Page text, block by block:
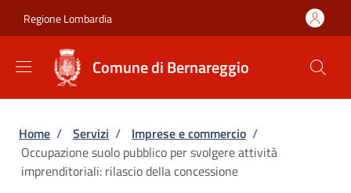
Regione Lombardia
Comune di Bernareggio
Briciole di pane
Home / Servizi / Imprese e commercio /
Occupazione suolo pubblico per svolgere attività
imprenditoriali: rilascio della concessione